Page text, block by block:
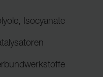
Isocyanate